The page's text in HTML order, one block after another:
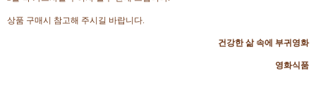
상품 구매시 참고해 주시길 바랍니다.
건강한 삶 속에 부귀영화
영화식품